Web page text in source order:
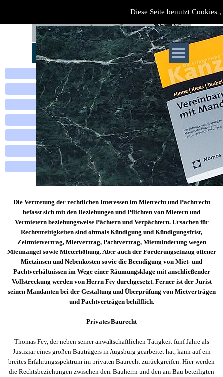
Diese Seite benutzt Cookies
Inkasso/Vertragsrecht
Verkehrsrecht,Ansprüche sichern/abwehren
Strafrecht,Owi-Recht
Arbeitsrecht
Familienrecht,Erbrecht
Baurecht,Mietrecht
Beratung
Mietrecht und Pachtrecht
Die Vertretung der rechtlichen Interessen im Mietrecht und Pachtrecht
befasst sich mit den Beziehungen und Pflichten von Mietern und
Vermietern beziehungsweise Pächtern und Verpächtern. Ursachen für
Rechtstreitigkeiten sind oftmals Kündigung und Kündigungsfrist,
Zeitmietvertrag, Mietvertrag, Pachtvertrag, Mietminderung wegen
Mietmangel sowie Mieterhöhung. Aber auch der Forderungseinzug offener
Mietzinsen und Nebenkosten sowie die Beendigung von Miet- und
Pachtverhältnissen im Wege einer Räumungsklage mit anschließender
Vollstreckung werden von Herrn Fey durchgesetzt. Ferner ist der Jurist
seinen Mandanten bei der Gestaltung und Überprüfung von Mietverträgen
und Pachtverträgen behilflich.
Privates Baurecht
Thomas Fey, der neben seiner anwaltschaftlichen Tätigkeit fünf Jahre als
Justiziar eines großen Bauträgers in Augsburg gearbeitet hat, kann auf ein
breites Erfahrungsspektrum im privaten Baurecht zurückgreifen. Hier werden
die Rechtsbeziehungen zwischen dem Bauherrn und den am Bau beteiligten